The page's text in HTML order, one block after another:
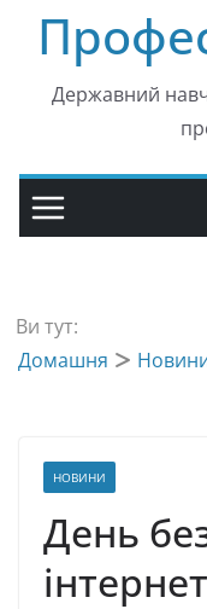
Державний
Ви тут:
Домашня
НОВИНИ
День